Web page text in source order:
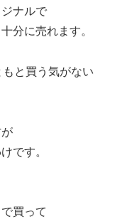
ナルで
分に売れます。
と買う気がない
です。
買って